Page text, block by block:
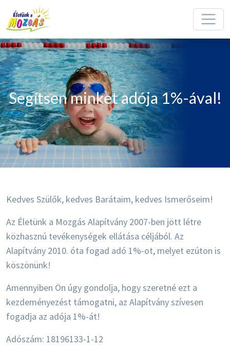
Segítsen minket adója 1%-ával!
Kedves Szülők, kedves Barátaim, kedves Ismerőseim!
Az Életünk a Mozgás Alapítvány 2007-ben jött létre
közhasznú tevékenységek ellátása céljából. Az
Alapítvány 2010. óta fogad adó 1%-ot, melyet ezúton is
köszönünk!
Amennyiben Ön úgy gondolja, hogy szeretné ezt a
kezdeményezést támogatni, az Alapítvány szívesen
fogadja az adója 1%-át!
Adószám: 18196133-1-12